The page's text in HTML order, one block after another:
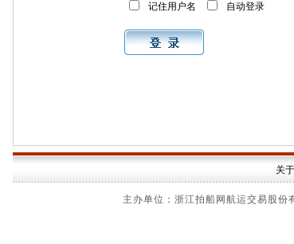
记住用户名 自动登录
关
主办单位：浙江拍船网航运交易股